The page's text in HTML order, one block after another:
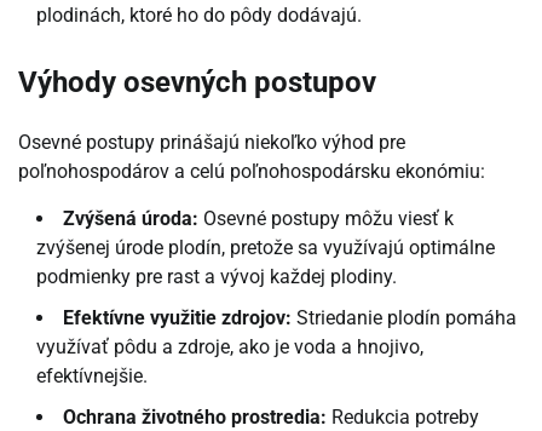
plodinách, ktoré ho do pôdy dodávajú.
Výhody osevných postupov
Osevné postupy prinášajú niekoľko výhod pre
poľnohospodárov a celú poľnohospodársku ekonómiu:
Zvýšená úroda: Osevné postupy môžu viesť k
zvýšenej úrode plodín, pretože sa využívajú optimálne
podmienky pre rast a vývoj každej plodiny.
Efektívne využitie zdrojov: Striedanie plodín pomáha
využívať pôdu a zdroje, ako je voda a hnojivo,
efektívnejšie.
Ochrana životného prostredia: Redukcia potreby